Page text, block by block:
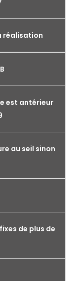
réalisation
est antérieur
au seil sinon
de plus de